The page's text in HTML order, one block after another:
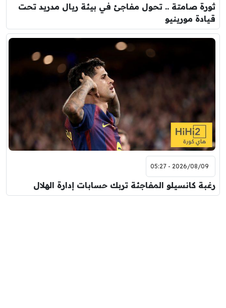
ثورة صامتة .. تحول مفاجئ في بيئة ريال مدريد تحت
قيادة مورينيو
2026/08/09 - 05:27
رغبة كانسيلو المفاجئة تربك حسابات إدارة الهلال